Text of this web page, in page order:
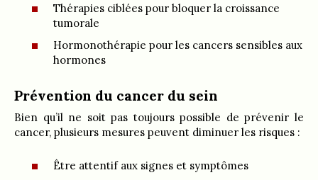
Thérapies ciblées pour bloquer la croissance
tumorale
Hormonothérapie pour les cancers sensibles aux
hormones
Prévention du cancer du sein
Bien qu’il ne soit pas toujours possible de prévenir le
cancer, plusieurs mesures peuvent diminuer les risques :
Être attentif aux signes et symptômes